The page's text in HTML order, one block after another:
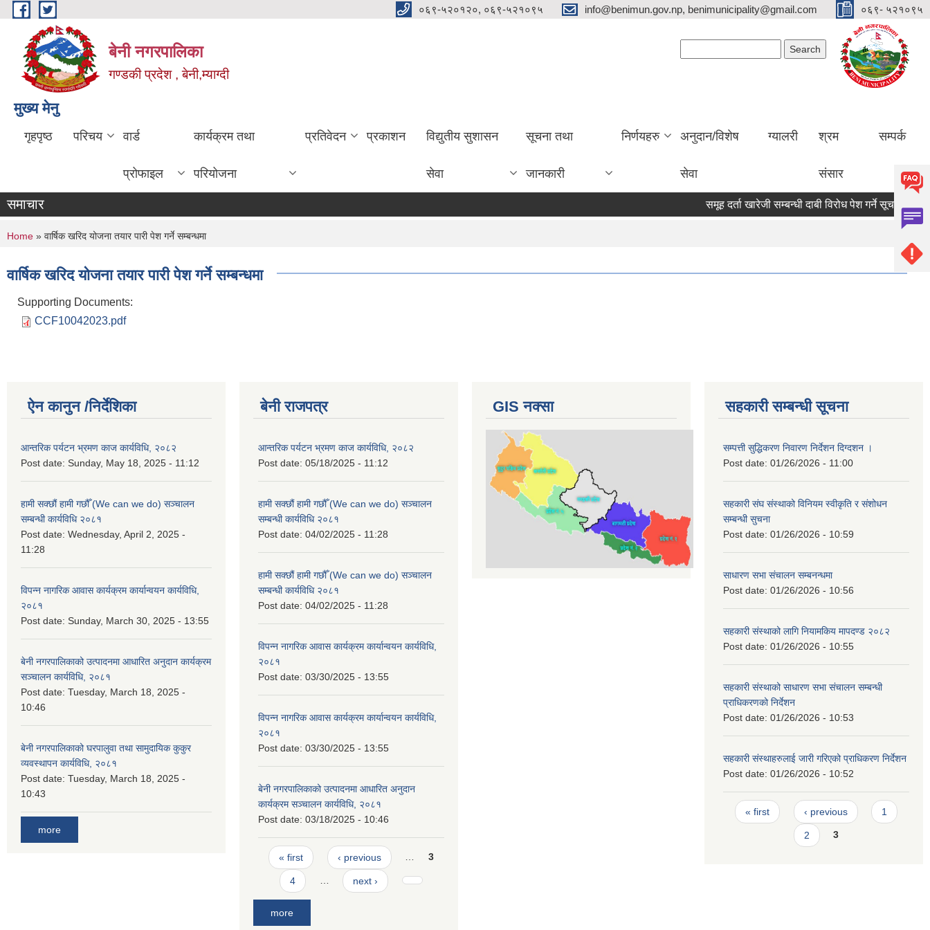
Skip to main content ०६९-५२०१२०, ०६९-५२१०९५ info@benimun.gov.np, benimunicipality@gmail.com ०६९- ५२१०९५
बेनी नगरपालिका
गण्डकी प्रदेश , बेनी,म्याग्दी
मुख्य मेनु
गृहपृष्ठ परिचय वार्ड
प्रोफाइल
कार्यक्रम तथा
परियोजना
प्रतिवेदन प्रकाशन विद्युतीय सुशासन
सेवा
सूचना तथा
जानकारी
निर्णयहरु अनुदान/विशेष
सेवा
ग्यालरी श्रम
संसार
सम्पर्क
समाचार समूह दर्ता खारेजी सम्बन्धी दाबी विरोध पेश गर्ने सूचना ।
You are here
Home » वार्षिक खरिद योजना तयार पारी पेश गर्ने सम्बन्धमा
वार्षिक खरिद योजना तयार पारी पेश गर्ने सम्बन्धमा
Supporting Documents:
CCF10042023.pdf
ऐन कानुन /निर्देशिका
आन्तरिक पर्यटन भ्रमण काज कार्यविधि, २०८२
Post date: Sunday, May 18, 2025 - 11:12
हामी सक्छौं हामी गछौँ (We can we do) सञ्चालन
सम्बन्धी कार्यविधि २०८१
Post date: Wednesday, April 2, 2025 -
11:28
विपन्न नागरिक आवास कार्यक्रम कार्यान्वयन कार्यविधि,
२०८१
Post date: Sunday, March 30, 2025 - 13:55
बेनी नगरपालिकाको उत्पादनमा आधारित अनुदान कार्यक्रम
सञ्‍चालन कार्यविधि, २०८१
Post date: Tuesday, March 18, 2025 -
10:46
बेनी नगरपालिकाको घरपालुवा तथा सामुदायिक कुकुर
व्यवस्थापन कार्यविधि, २०८१
Post date: Tuesday, March 18, 2025 -
10:43
more
बेनी राजपत्र
आन्तरिक पर्यटन भ्रमण काज कार्यविधि, २०८२
Post date: 05/18/2025 - 11:12
हामी सक्छौं हामी गछौँ (We can we do) सञ्चालन
सम्बन्धी कार्यविधि २०८१
Post date: 04/02/2025 - 11:28
हामी सक्छौं हामी गछौँ (We can we do) सञ्चालन
सम्बन्धी कार्यविधि २०८१
Post date: 04/02/2025 - 11:28
विपन्न नागरिक आवास कार्यक्रम कार्यान्वयन कार्यविधि,
२०८१
Post date: 03/30/2025 - 13:55
विपन्न नागरिक आवास कार्यक्रम कार्यान्वयन कार्यविधि,
२०८१
Post date: 03/30/2025 - 13:55
बेनी नगरपालिकाको उत्पादनमा आधारित अनुदान
कार्यक्रम सञ्‍चालन कार्यविधि, २०८१
Post date: 03/18/2025 - 10:46
Pages
« first ‹ previous … 3
4 … next ›
more
GIS नक्सा सहकारी सम्बन्धी सूचना
सम्पत्ती सुद्धिकरण निवारण निर्देशन दिग्दशन ।
Post date: 01/26/2026 - 11:00
सहकारी संघ संस्थाको विनियम स्वीकृति र संशोधन
सम्बन्धी सुचना
Post date: 01/26/2026 - 10:59
साधारण सभा संचालन सम्बनन्धमा
Post date: 01/26/2026 - 10:56
सहकारी संस्थाको लागि नियामकिय मापदण्ड २०८२
Post date: 01/26/2026 - 10:55
सहकारी संस्थाको साधारण सभा संचालन सम्बन्धी
प्राधिकरणको निर्देशन
Post date: 01/26/2026 - 10:53
सहकारी संस्थाहरुलाई जारी गरिएको प्राधिकरण निर्देशन
Post date: 01/26/2026 - 10:52
Pages
« first ‹ previous 1
2 3